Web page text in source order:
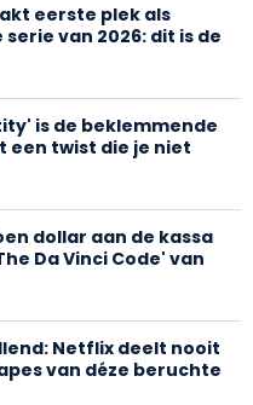
eerste plek als
van 2026: dit is de
is de beklemmende
twist die je niet
dollar aan de kassa
Da Vinci Code' van
Netflix deelt nooit
van déze beruchte